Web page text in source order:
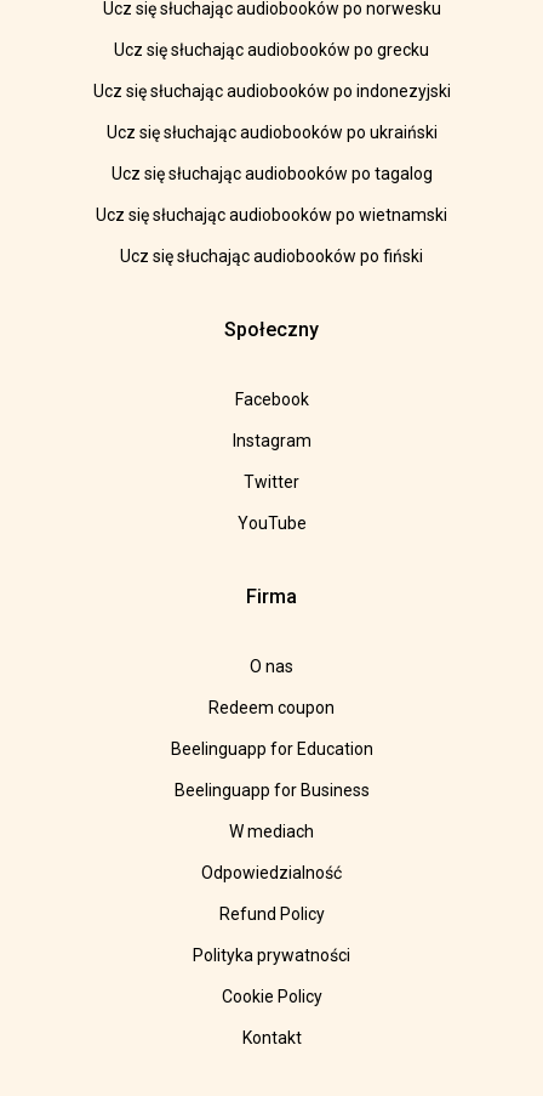
Ucz się słuchając audiobooków po norwesku
Ucz się słuchając audiobooków po grecku
Ucz się słuchając audiobooków po indonezyjski
Ucz się słuchając audiobooków po ukraiński
Ucz się słuchając audiobooków po tagalog
Ucz się słuchając audiobooków po wietnamski
Ucz się słuchając audiobooków po fiński
Społeczny
Facebook
Instagram
Twitter
YouTube
Firma
O nas
Redeem coupon
Beelinguapp for Education
Beelinguapp for Business
W mediach
Odpowiedzialność
Refund Policy
Polityka prywatności
Cookie Policy
Kontakt